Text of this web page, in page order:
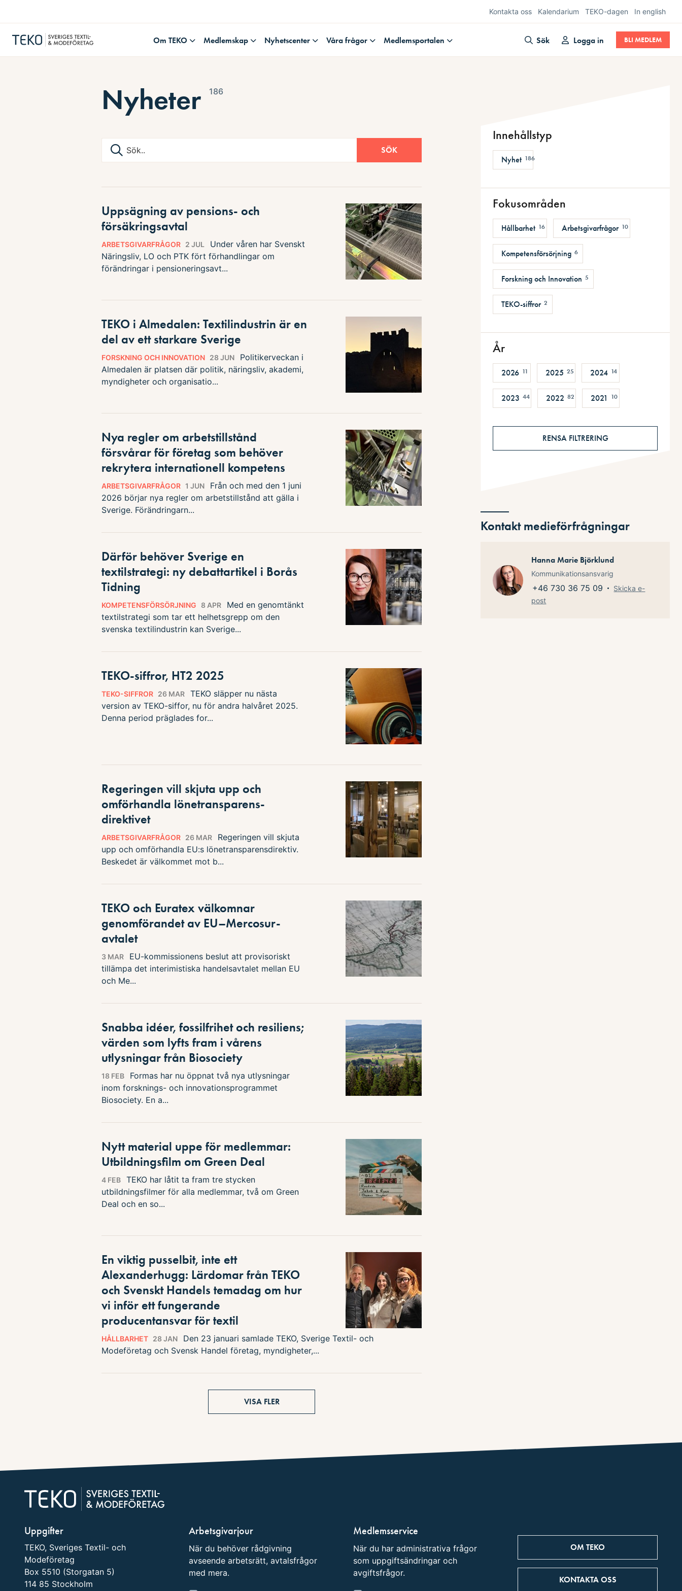
Kontakta oss Kalendarium TEKO-dagen In english
Om TEKO Medlemskap Nyhetscenter Våra frågor Medlemsportalen Sök Logga in BLI MEDLEM
Nyheter 186
SÖK
Uppsägning av pensions- och
försäkringsavtal
ARBETSGIVARFRÅGOR 2 JUL
Under våren har Svenskt
Näringsliv, LO och PTK fört förhandlingar om
förändringar i pensioneringsavt...
TEKO i Almedalen: Textilindustrin är en
del av ett starkare Sverige
FORSKNING OCH INNOVATION 28 JUN
Politikerveckan i
Almedalen är platsen där politik, näringsliv, akademi,
myndigheter och organisatio...
Nya regler om arbetstillstånd
försvårar för företag som behöver
rekrytera internationell kompetens
ARBETSGIVARFRÅGOR 1 JUN
Från och med den 1 juni
2026 börjar nya regler om arbetstillstånd att gälla i
Sverige. Förändringarn...
Därför behöver Sverige en
textilstrategi: ny debattartikel i Borås
Tidning
KOMPETENSFÖRSÖRJNING 8 APR
Med en genomtänkt
textilstrategi som tar ett helhetsgrepp om den
svenska textilindustrin kan Sverige...
TEKO-siffror, HT2 2025
TEKO-SIFFROR 26 MAR
TEKO släpper nu nästa
version av TEKO-siffor, nu för andra halvåret 2025.
Denna period präglades for...
Regeringen vill skjuta upp och
omförhandla lönetransparens-
direktivet
ARBETSGIVARFRÅGOR 26 MAR
Regeringen vill skjuta
upp och omförhandla EU:s lönetransparensdirektiv.
Beskedet är välkommet mot b...
TEKO och Euratex välkomnar
genomförandet av EU–Mercosur-
avtalet
3 MAR
EU-kommissionens beslut att provisoriskt
tillämpa det interimistiska handelsavtalet mellan EU
och Me...
Snabba idéer, fossilfrihet och resiliens;
värden som lyfts fram i vårens
utlysningar från Biosociety
18 FEB
Formas har nu öppnat två nya utlysningar
inom forsknings- och innovationsprogrammet
Biosociety. En a...
Nytt material uppe för medlemmar:
Utbildningsfilm om Green Deal
4 FEB
TEKO har låtit ta fram tre stycken
utbildningsfilmer för alla medlemmar, två om Green
Deal och en so...
En viktig pusselbit, inte ett
Alexanderhugg: Lärdomar från TEKO
och Svenskt Handels temadag om hur
vi inför ett fungerande
producentansvar för textil
HÅLLBARHET 28 JAN
Den 23 januari samlade TEKO, Sverige Textil- och
Modeföretag och Svensk Handel företag, myndigheter,...
VISA FLER
Innehållstyp
Nyhet 186
Fokusområden
Hållbarhet 16 Arbetsgivarfrågor 10
Kompetensförsörjning 6
Forskning och Innovation 5
TEKO-siffror 2
År
2026 11 2025 25 2024 14
2023 44 2022 82 2021 10
RENSA FILTRERING
Kontakt medieförfrågningar
Hanna Marie Björklund
Kommunikationsansvarig
+46 730 36 75 09
Skicka e-
post
Uppgifter
TEKO, Sveriges Textil- och
Modeföretag
Box 5510 (Storgatan 5)
114 85 Stockholm
Arbetsgivarjour
När du behöver rådgivning
avseende arbetsrätt, avtalsfrågor
med mera.
Medlemsservice
När du har administrativa frågor
som uppgiftsändringar och
avgiftsfrågor.
OM TEKO
KONTAKTA OSS